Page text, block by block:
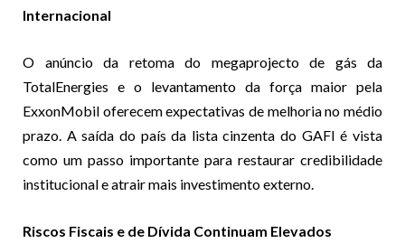
Internacional
O anúncio da retoma do megaprojecto de gás da
TotalEnergies e o levantamento da força maior pela
ExxonMobil oferecem expectativas de melhoria no médio
prazo. A saída do país da lista cinzenta do GAFI é vista
como um passo importante para restaurar credibilidade
institucional e atrair mais investimento externo.
Riscos Fiscais e de Dívida Continuam Elevados